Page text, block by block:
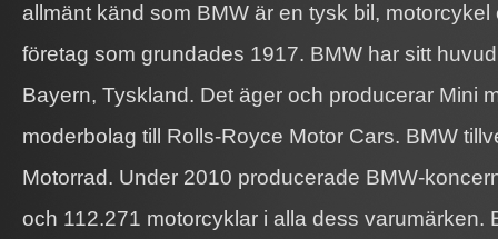
allmänt känd som BMW är en tysk bil,
företag som grundades 1917. BMW har sitt
Bayern, Tyskland. Det äger och producerar Mini
moderbolag till Rolls-Royce Motor Cars. BMW
Motorrad. Under 2010 producerade BMW-
och 112.271 motorcyklar i alla dess varumärken.